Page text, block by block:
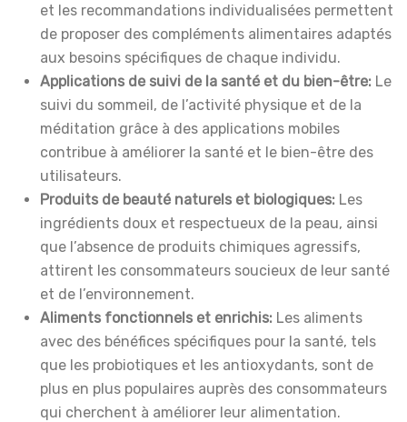
et les recommandations individualisées permettent
de proposer des compléments alimentaires adaptés
aux besoins spécifiques de chaque individu.
Applications de suivi de la santé et du bien-être: Le
suivi du sommeil, de l’activité physique et de la
méditation grâce à des applications mobiles
contribue à améliorer la santé et le bien-être des
utilisateurs.
Produits de beauté naturels et biologiques: Les
ingrédients doux et respectueux de la peau, ainsi
que l’absence de produits chimiques agressifs,
attirent les consommateurs soucieux de leur santé
et de l’environnement.
Aliments fonctionnels et enrichis: Les aliments
avec des bénéfices spécifiques pour la santé, tels
que les probiotiques et les antioxydants, sont de
plus en plus populaires auprès des consommateurs
qui cherchent à améliorer leur alimentation.